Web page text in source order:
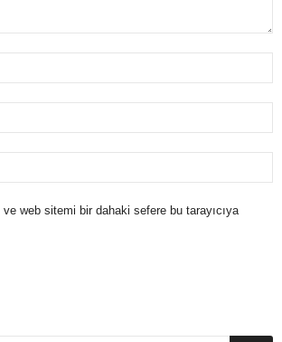
ve web sitemi bir dahaki sefere bu tarayıcıya